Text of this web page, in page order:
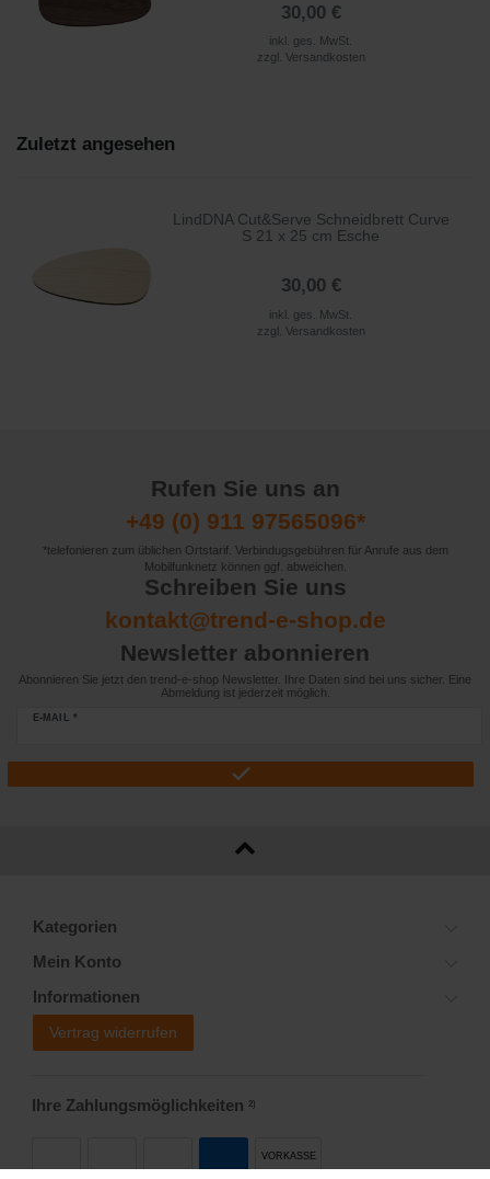
30,00 €
inkl. ges. MwSt.
zzgl. Versandkosten
Zuletzt angesehen
LindDNA Cut&Serve Schneidbrett Curve
S 21 x 25 cm Esche
30,00 €
inkl. ges. MwSt.
zzgl. Versandkosten
Rufen Sie uns an
+49 (0) 911 97565096*
*telefonieren zum üblichen Ortstarif. Verbindugsgebühren für Anrufe aus dem
Mobilfunknetz können ggf. abweichen.
Schreiben Sie uns
kontakt@trend-e-shop.de
Newsletter abonnieren
Abonnieren Sie jetzt den trend-e-shop Newsletter. Ihre Daten sind bei uns sicher. Eine
Abmeldung ist jederzeit möglich.
E-MAIL *
Kategorien
Mein Konto
Informationen
Vertrag widerrufen
Ihre Zahlungsmöglichkeiten 2)
VORKASSE